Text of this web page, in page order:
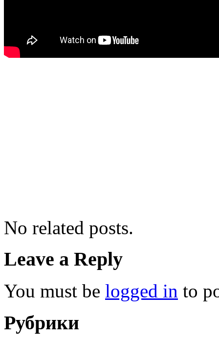
No related posts.
Leave a Reply
You must be logged in to
Рубрики